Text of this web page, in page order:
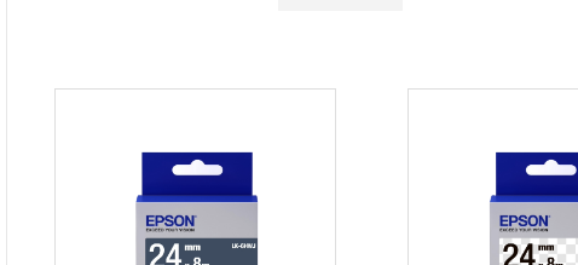
配件
點陣色帶存摺印錄
微型印表機
MSI 微星
Acer 宏碁
ASUS 華碩
商務用螢幕
HP 惠普
LG
Full HD & QHD
MyView智慧螢
UltraFine高畫
行車紀錄器
Hytera 海能達對講機